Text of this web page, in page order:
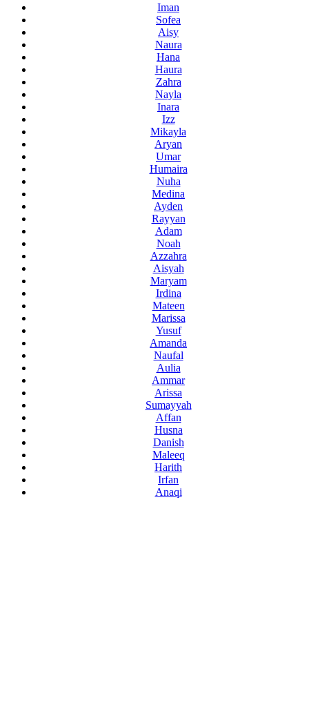
Iman
Sofea
Aisy
Naura
Hana
Haura
Zahra
Nayla
Inara
Izz
Mikayla
Aryan
Umar
Humaira
Nuha
Medina
Ayden
Rayyan
Adam
Noah
Azzahra
Aisyah
Maryam
Irdina
Mateen
Marissa
Yusuf
Amanda
Naufal
Aulia
Ammar
Arissa
Sumayyah
Affan
Husna
Danish
Maleeq
Harith
Irfan
Anaqi